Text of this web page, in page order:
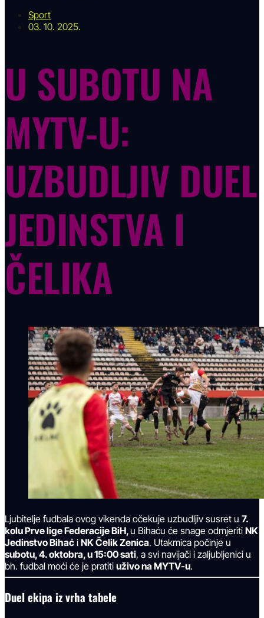
Sport
03. 10. 2025.
U SUBOTU NA
MYTV-U:
UZBUDLJIV DUEL
JEDINSTVA I
ČELIKA
Ljubitelje fudbala ovog vikenda očekuje uzbudljiv susret u 7.
kolu Prve lige Federacije BiH,u Bihaću će snage odmjeriti NK
Jedinstvo Bihać i NK Čelik Zenica. Utakmica počinje u
subotu, 4. oktobra, u 15:00 sati, a svi navijači i zaljubljenici u
bh. fudbal moći će je pratiti uživo na MYTV-u.
Duel ekipa iz vrha tabele